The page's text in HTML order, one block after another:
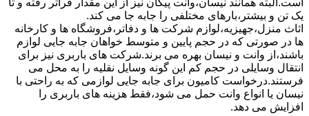
یک تن و بیشتر،بارهای مختلفی را جابه جا می کند.
اثاث منزل،جهیزیه،لوازم شرکت ها و دفاتر،فروشگاه ها و کارخانه
ها در صورتی که در حجم پایین و متوسط خواهان جابه جایی لوازم
باشند،از وانت و نیسان بهره می برند.شرکت های باربری نیز برای
انتقال وسایلی در حجم کم این گونه وسایل نقلیه را به محل می
فرستند.درخواست کامیون برای جابه جایی لوازمی که به راحتی با
نیسان یا انواع وانت حمل می شود،فقط هزینه های باربری را
افزایش می دهد.